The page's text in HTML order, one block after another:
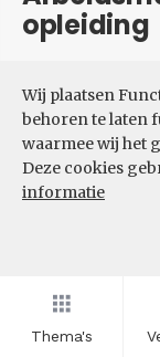
Thema's
Wij plaatsen
behoren te laten
waarmee wij het
Deze cookies
informatie
opleiding
EN